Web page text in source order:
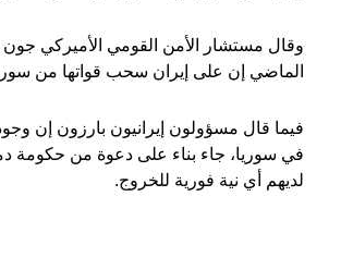
وقال مستشار الأمن القومي الأميركي جون
الماضي إن على إيران سحب قواتها من
فيما قال مسؤولون إيرانيون بارزون إن
في سوريا، جاء بناء على دعوة من
لديهم أي نية فورية للخروج.